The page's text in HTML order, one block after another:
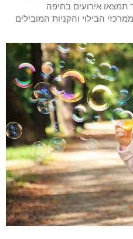
אירועים בחיפה
הבילוי והקניות המובילים